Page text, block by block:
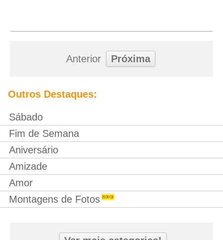
Anterior Próxima
Outros Destaques:
Sábado
Fim de Semana
Aniversário
Amizade
Amor
Montagens de Fotos